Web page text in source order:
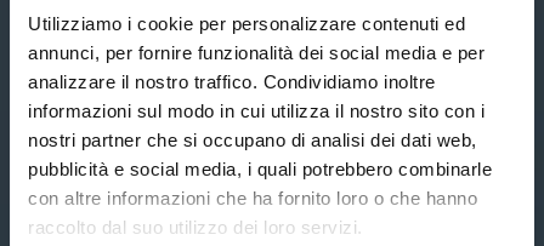
Utilizziamo i cookie per personalizzare contenuti ed
annunci, per fornire funzionalità dei social media e per
analizzare il nostro traffico. Condividiamo inoltre
informazioni sul modo in cui utilizza il nostro sito con i
nostri partner che si occupano di analisi dei dati web,
pubblicità e social media, i quali potrebbero combinarle
con altre informazioni che ha fornito loro o che hanno
raccolto dal suo utilizzo dei loro servizi.